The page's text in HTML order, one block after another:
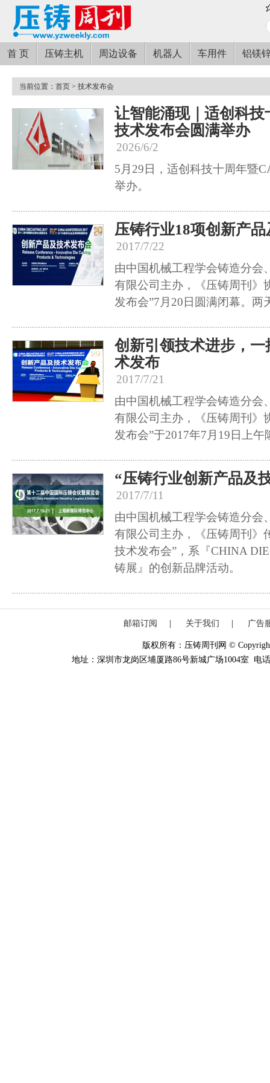
首 页 压铸主机 周边设备 机器人 车用件 铝镁
当前位置： 首页 > 技术发布会
让智能涌现｜适创科
技术发布会圆满举办
2026/6/2
5月29日，适创科技十周年暨
举办。
压铸行业18项创新产
2017/7/22
由中国机械工程学会铸造分会
有限公司主办，《压铸周刊》
发布会”7月20日圆满闭幕。
创新引领技术进步，
术发布
2017/7/21
由中国机械工程学会铸造分会
有限公司主办，《压铸周刊》
发布会”于2017年7月19日上午
“压铸行业创新产品及
2017/7/11
由中国机械工程学会铸造分会
有限公司主办，《压铸周刊》
技术发布会”，系『CHINA
铸展』的创新品牌活动。
邮箱订阅 关于我们 广告
版权所有：压铸周刊网 ©
地址：深圳市龙岗区埔厦路86号新城广场1004室 电